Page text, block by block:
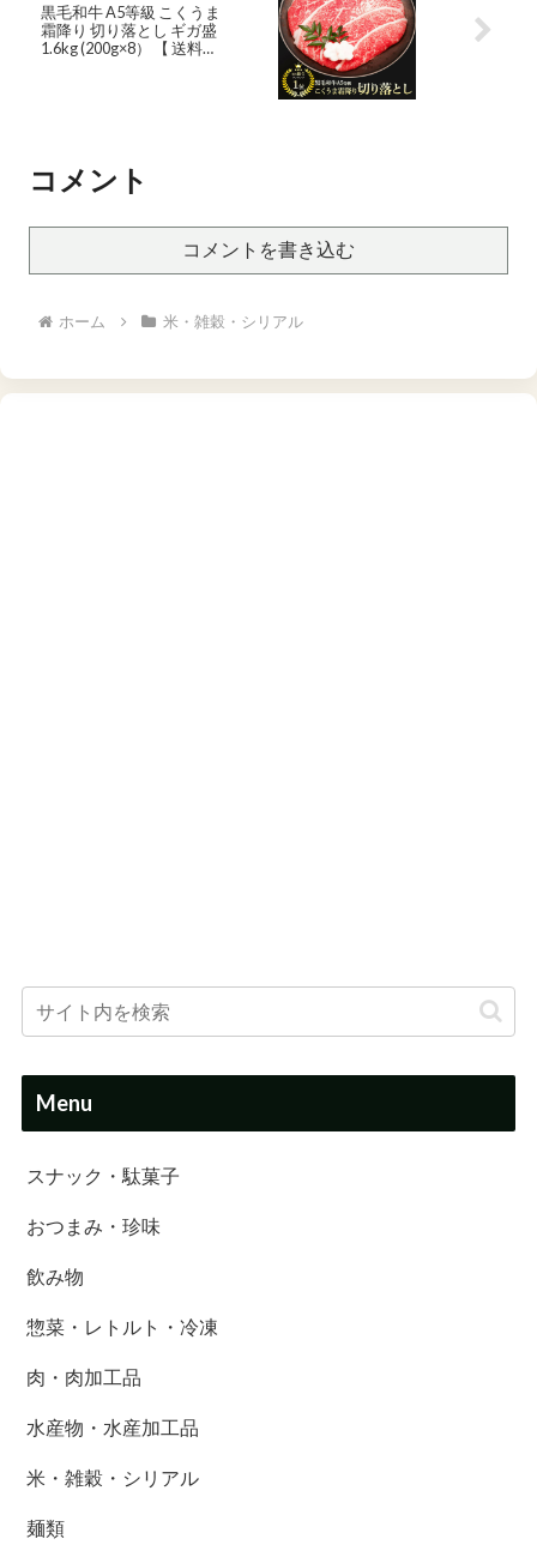
黒毛和牛 A5等級 こくうま
霜降り 切り落とし ギガ盛
1.6kg (200g×8） 【 送料無
コメント
コメントを書き込む
ホーム 米・雑穀・シリアル
Menu
スナック・駄菓子
おつまみ・珍味
飲み物
惣菜・レトルト・冷凍
肉・肉加工品
水産物・水産加工品
米・雑穀・シリアル
麺類